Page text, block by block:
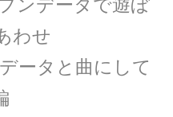
ンデータで遊ぼ
わせ
ータと曲にして